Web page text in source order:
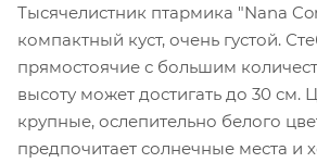
Тысячелистник птармика "Nana
компактный куст, очень густой.
прямостоячие с большим
высоту может достигать до 30 см.
крупные, ослепительно белого
предпочитает солнечные места и